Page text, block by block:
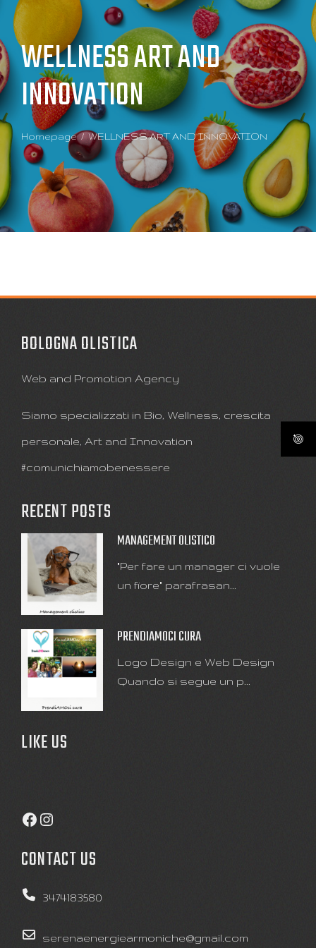
WELLNESS ART AND
INNOVATION
Homepage WELLNESS ART AND INNOVATION
BOLOGNA OLISTICA
Web and Promotion Agency
Siamo specializzati in Bio, Wellness, crescita
personale, Art and Innovation
#comunichiamobenessere
RECENT POSTS
MANAGEMENT OLISTICO
"Per fare un manager ci vuole
un fiore" parafrasan...
PRENDIAMOCI CURA
Logo Design e Web Design
Quando si segue un p...
LIKE US
Facebook
Instagram
CONTACT US
3474183580
serenaenergiearmoniche@gmail.com